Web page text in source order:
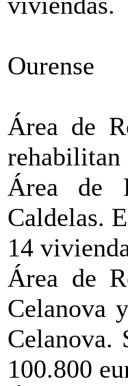
Ourense
Área de
rehabilitan
Área de
Caldelas.
14
Área de
Celanova
100.800